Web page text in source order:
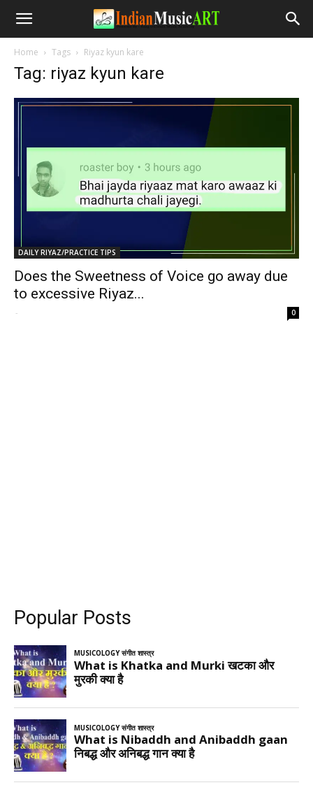
Home Tags Riyaz kyun kare
Tag: riyaz kyun kare
DAILY RIYAZ/PRACTICE TIPS
Does the Sweetness of Voice go away due
to excessive Riyaz...
- 0
Popular Posts